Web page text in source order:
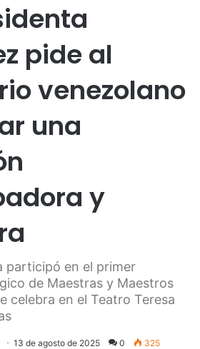
pide al
venezolano
una
y
participó en el primer
de Maestras y Maestros
celebra en el Teatro Teresa
13 de agosto de 2025 0 325